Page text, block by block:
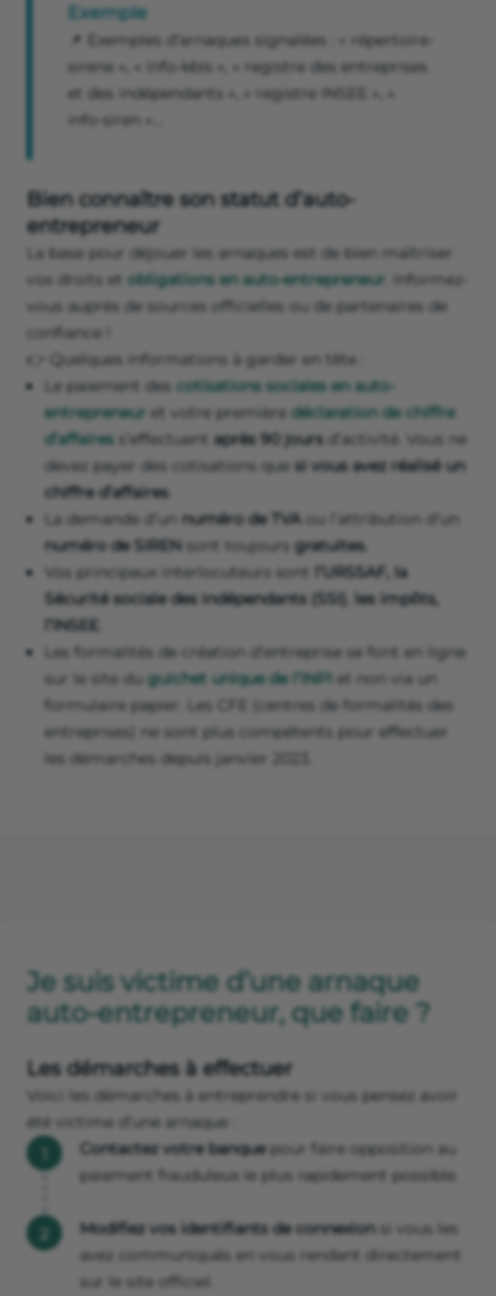
Exemple
📌 Exemples d’arnaques signalées : « répertoire-
sirene », « info-kbis », « registre des entreprises
et des indépendants », « registre INSEE », «
info-siren »…
Bien connaître son statut d’auto-
entrepreneur
La base pour déjouer les arnaques est de bien maîtriser
vos droits et obligations en auto-entrepreneur . Informez-
vous auprès de sources officielles ou de partenaires de
confiance !
👉 Quelques informations à garder en tête :
Le paiement des cotisations sociales en auto-
entrepreneur et votre première déclaration de chiffre
d’affaires s’effectuent après 90 jours d’activité. Vous ne
devez payer des cotisations que si vous avez réalisé un
chiffre d’affaires.
La demande d’un numéro de TVA ou l’attribution d’un
numéro de SIREN sont toujours gratuites.
Vos principaux interlocuteurs sont
l’URSSAF, la
Sécurité sociale des indépendants (SSI)
les impôts,
l’INSEE
Les formalités de création d’entreprise se font en ligne
sur le site du guichet unique de l’INPI et non via un
formulaire papier. Les CFE (centres de formalités des
entreprises) ne sont plus compétents pour effectuer
les démarches depuis janvier 2023.
Je suis victime d’une arnaque
auto-entrepreneur, que faire ?
Les démarches à effectuer
Voici les démarches à entreprendre si vous pensez avoir
été victime d’une arnaque :
Contactez votre banquepour faire opposition au
paiement frauduleux le plus rapidement possible.
Modifiez vos identifiants de connexion si vous les
avez communiqués en vous rendant directement
sur le site officiel.